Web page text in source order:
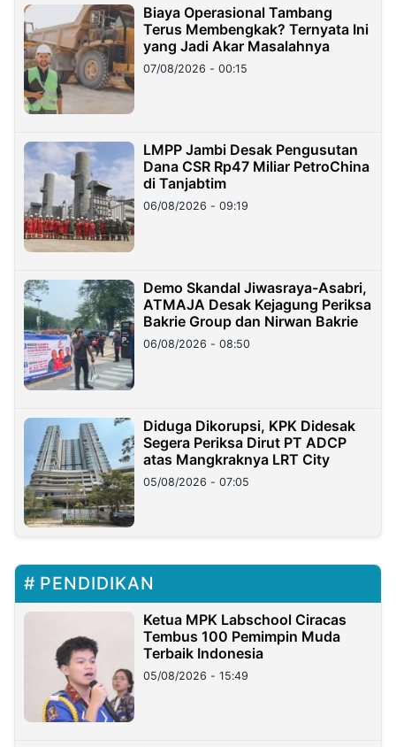
Biaya Operasional Tambang
Terus Membengkak? Ternyata Ini
yang Jadi Akar Masalahnya
07/08/2026 - 00:15
LMPP Jambi Desak Pengusutan
Dana CSR Rp47 Miliar PetroChina
di Tanjabtim
06/08/2026 - 09:19
Demo Skandal Jiwasraya-Asabri,
ATMAJA Desak Kejagung Periksa
Bakrie Group dan Nirwan Bakrie
06/08/2026 - 08:50
Diduga Dikorupsi, KPK Didesak
Segera Periksa Dirut PT ADCP
atas Mangkraknya LRT City
05/08/2026 - 07:05
PENDIDIKAN
Ketua MPK Labschool Ciracas
Tembus 100 Pemimpin Muda
Terbaik Indonesia
05/08/2026 - 15:49